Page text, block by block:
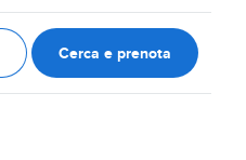
Cerca e prenota